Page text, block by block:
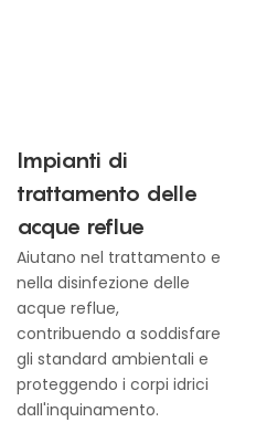
Impianti di
trattamento delle
acque reflue
Aiutano nel trattamento e
nella disinfezione delle
acque reflue,
contribuendo a soddisfare
gli standard ambientali e
proteggendo i corpi idrici
dall'inquinamento.